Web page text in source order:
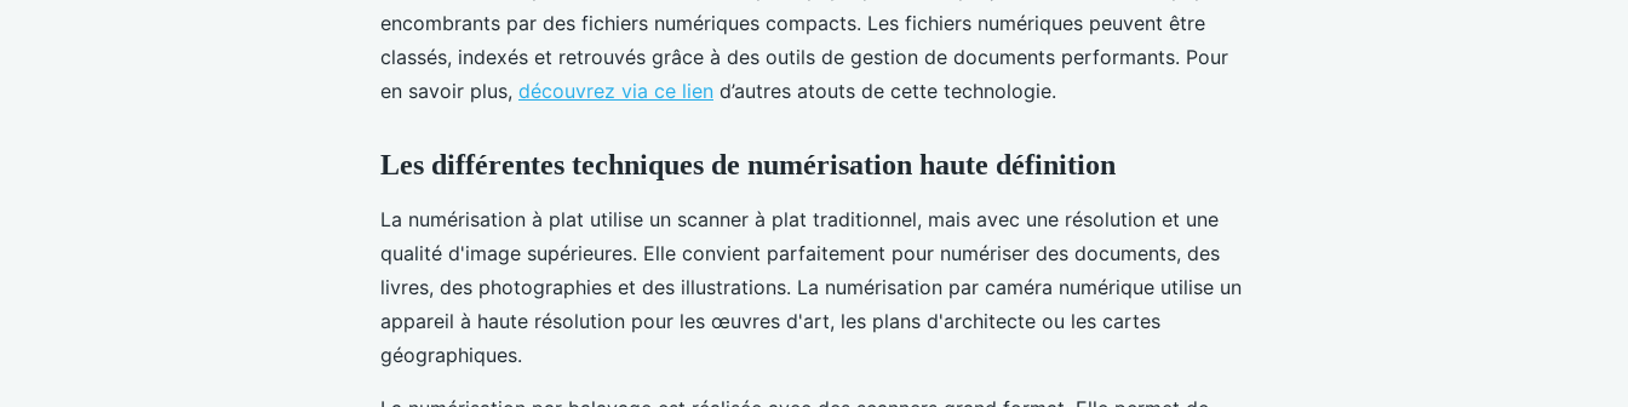
encombrants par des fichiers numériques compacts. Les fichiers numériques peuvent être
classés, indexés et retrouvés grâce à des outils de gestion de documents performants. Pour
en savoir plus, découvrez via ce lien d’autres atouts de cette technologie.
Les différentes techniques de numérisation haute définition
La numérisation à plat utilise un scanner à plat traditionnel, mais avec une résolution et une
qualité d'image supérieures. Elle convient parfaitement pour numériser des documents, des
livres, des photographies et des illustrations. La numérisation par caméra numérique utilise un
appareil à haute résolution pour les œuvres d'art, les plans d'architecte ou les cartes
géographiques.